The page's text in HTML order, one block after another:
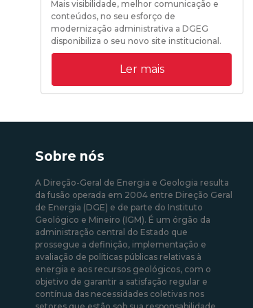
Mais visibilidade, melhor comunicação e
conteúdos, no seu esforço de
modernização administrativa a DGEG
disponibiliza o seu novo site institucional.
31/08/2020 09:00:00
Ler mais
Sobre nós
A Direção-Geral de Energia e Geologia resulta
da fusão operada em 2004 entre Direção Geral
de Energia (DGE) e de parte do Instituto
Geológico e Mineiro (IGM). É um órgão da
administração central do Estado que
prossegue a definição, implementação e
avaliação de políticas públicas relativas à
energia e aos recursos geológicos, com o
objetivo de garantir a satisfação regular e
contínua das necessidades coletivas nos